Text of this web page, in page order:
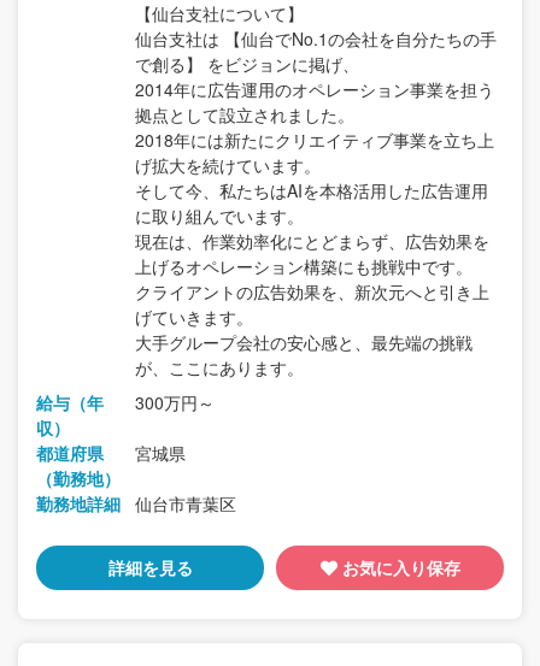
【仙台支社について】
仙台支社は 【仙台でNo.1の会社を自分たちの手
で創る】 をビジョンに掲げ、
2014年に広告運用のオペレーション事業を担う
拠点として設立されました。
2018年には新たにクリエイティブ事業を立ち上
げ拡大を続けています。
そして今、私たちはAIを本格活用した広告運用
に取り組んでいます。
現在は、作業効率化にとどまらず、広告効果を
上げるオペレーション構築にも挑戦中です。
クライアントの広告効果を、新次元へと引き上
げていきます。
大手グループ会社の安心感と、最先端の挑戦
が、ここにあります。
給与（年
収）
300万円～
都道府県
（勤務地）
宮城県
勤務地詳細 仙台市青葉区
詳細を見る お気に入り保存